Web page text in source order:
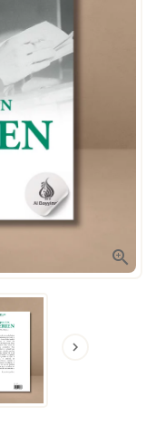

